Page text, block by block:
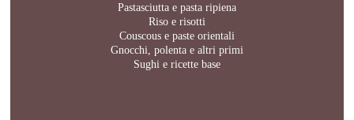
Pastasciutta e pasta ripiena
Riso e risotti
Couscous e paste orientali
Gnocchi, polenta e altri primi
Sughi e ricette base